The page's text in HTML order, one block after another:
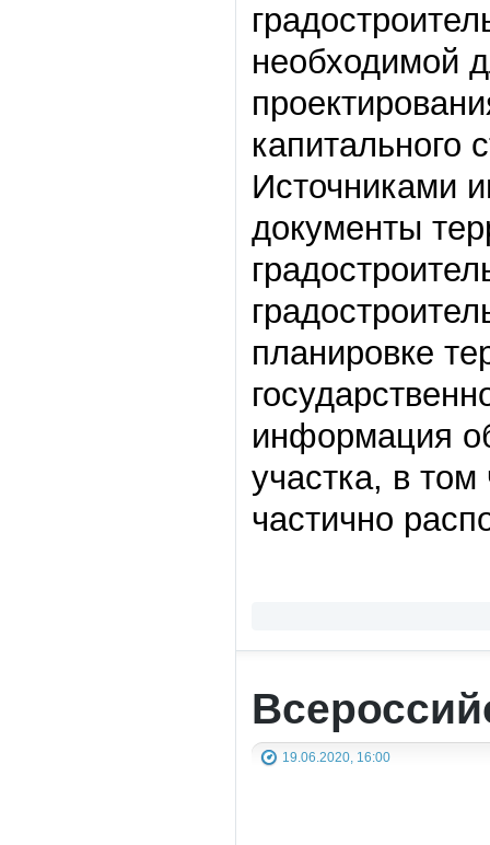
необходимой
капитального
Источниками
документы
планировке
информация
участка, в
частично
19.06.2020, 16:00